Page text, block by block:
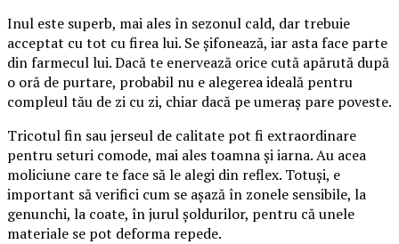
Inul este superb, mai ales în sezonul cald, dar trebuie
acceptat cu tot cu firea lui. Se șifonează, iar asta face parte
din farmecul lui. Dacă te enervează orice cută apărută după
o oră de purtare, probabil nu e alegerea ideală pentru
compleul tău de zi cu zi, chiar dacă pe umeraș pare poveste.
Tricotul fin sau jerseul de calitate pot fi extraordinare
pentru seturi comode, mai ales toamna și iarna. Au acea
moliciune care te face să le alegi din reflex. Totuși, e
important să verifici cum se așază în zonele sensibile, la
genunchi, la coate, în jurul șoldurilor, pentru că unele
materiale se pot deforma repede.